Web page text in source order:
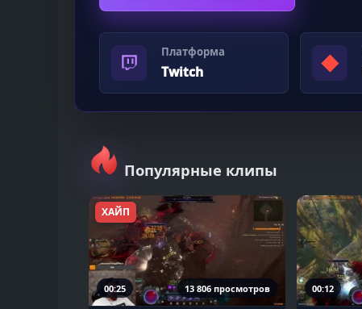
Платформа
Twitch ◆
Популярные клипы
ХАЙП
00:25 13 806 просмотров 00:12